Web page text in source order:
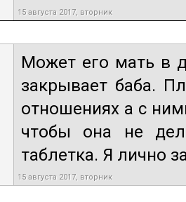
15 августа 2017, вторник
Может его мать в
закрывает баба.
отношениях а с
чтобы она не
таблетка. Я лично
15 августа 2017, вторник